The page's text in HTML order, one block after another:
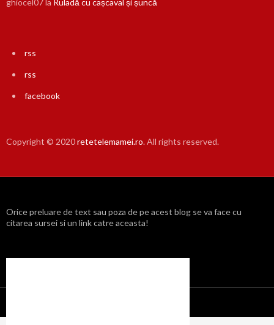
ghiocel07la Ruladă cu cașcaval și șuncă
rss
rss
facebook
Copyright © 2020retetelemamei.ro. All rights reserved.
Orice preluare de text sau poza de pe acest blog se va face cu
citarea sursei si un link catre aceasta!